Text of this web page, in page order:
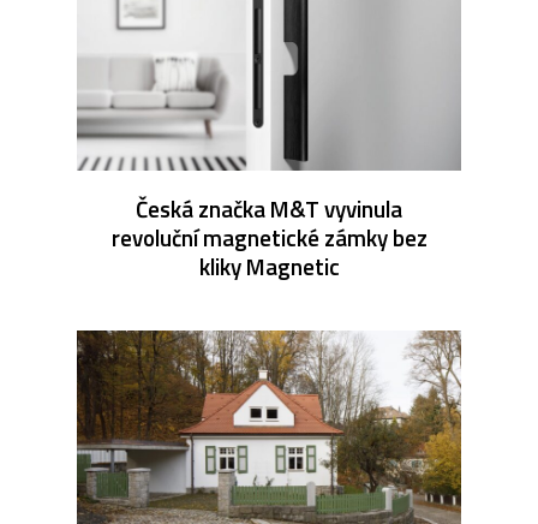
Česká značka M&T vyvinula
revoluční magnetické zámky bez
kliky Magnetic